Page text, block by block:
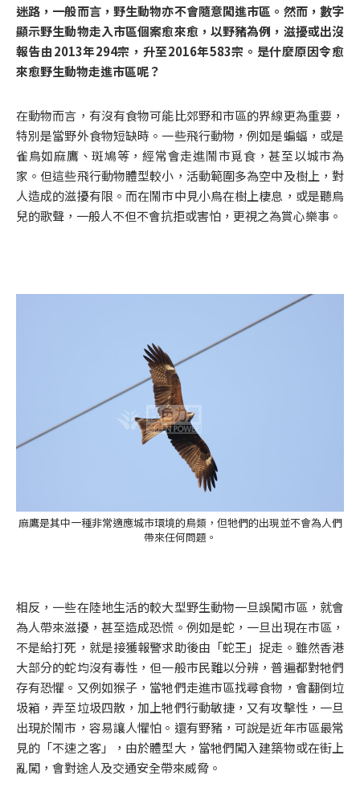
迷路，一般而言，野生動物亦不會隨意闖進市區。然而，數字
顯示野生動物走入市區個案愈來愈，以野豬為例，滋擾或出沒
報告由2013年294宗，升至2016年583宗。是什麼原因令愈
來愈野生動物走進市區呢？
在動物而言，有沒有食物可能比郊野和市區的界線更為重要，
特別是當野外食物短缺時。一些飛行動物，例如是蝙蝠，或是
雀鳥如麻鷹、斑鳩等，經常會走進鬧市覓食，甚至以城市為
家。但這些飛行動物體型較小，活動範圍多為空中及樹上，對
人造成的滋擾有限。而在鬧市中見小鳥在樹上棲息，或是聽鳥
兒的歌聲，一般人不但不會抗拒或害怕，更視之為賞心樂事。
麻鷹是其中一種非常適應城市環境的鳥類，但牠們的出現並不會為人們
帶來任何問題。
相反，一些在陸地生活的較大型野生動物一旦誤闖市區，就會
為人帶來滋擾，甚至造成恐慌。例如是蛇，一旦出現在市區，
不是給打死，就是接獲報警求助後由「蛇王」捉走。雖然香港
大部分的蛇均沒有毒性，但一般市民難以分辨，普遍都對牠們
存有恐懼。又例如猴子，當牠們走進市區找尋食物，會翻倒垃
圾箱，弄至垃圾四散，加上牠們行動敏捷，又有攻擊性，一旦
出現於鬧市，容易讓人懼怕。還有野豬，可說是近年市區最常
見的「不速之客」，由於體型大，當牠們闖入建築物或在街上
亂闖，會對途人及交通安全帶來威脅。